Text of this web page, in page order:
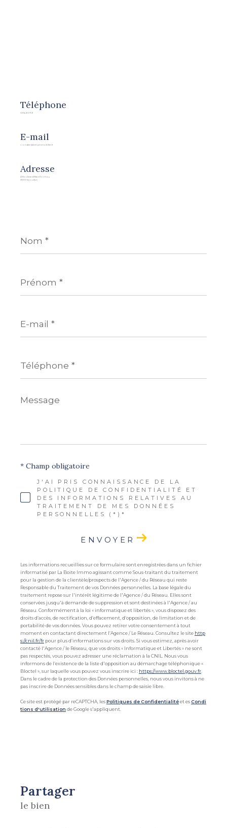
Téléphone
02 54 21 09 21
E-mail
r.rondier@berryimmobilier.fr
Adresse
41 Boulevard Marx Dormoy
36100 Issoudun
*
*
mail
*
*
Message
*
J'AI PRIS CONNAISSANCE DE LA
POLITIQUE DE CONFIDENTIALITÉ ET
DES INFORMATIONS RELATIVES AU
TRAITEMENT DE MES DONNÉES
PERSONNELLES (*)*
* Champ obligatoire
ENVOYER
Les informations recueillies sur ce formulaire sont enregistrées dans un fichier
informatisé par La Boite Immo agissant comme Sous-traitant du traitement
pour la gestion de la clientèle/prospects de l'Agence / du Réseau qui reste
Responsable du Traitement de vos Données personnelles. La base légale du
traitement repose sur l'intérêt légitime de l'Agence / du Réseau. Elles sont
conservées jusqu'à demande de suppression et sont destinées à l'Agence / au
Réseau. Conformément à la loi « informatique et libertés », vous disposez des
droits d’accès, de rectification, d’effacement, d’opposition, de limitation et de
portabilité de vos données. Vous pouvez retirer votre consentement à tout
moment en contactant directement l’Agence / Le Réseau. Consultez le site http
s://cnil.fr/fr pour plus d’informations sur vos droits. Si vous estimez, après avoir
contacté l'Agence / le Réseau, que vos droits « Informatique et Libertés » ne sont
pas respectés, vous pouvez adresser une réclamation à la CNIL. Nous vous
informons de l’existence de la liste d'opposition au démarchage téléphonique «
Bloctel », sur laquelle vous pouvez vous inscrire ici : https://www.bloctel.gouv.fr
Dans le cadre de la protection des Données personnelles, nous vous invitons à ne
pas inscrire de Données sensibles dans le champ de saisie libre.
Ce site est protégé par reCAPTCHA, lesPolitiques de Confidentialitéet es Condi
tions d'utilisation de Google s'appliquent.
partager
le bien